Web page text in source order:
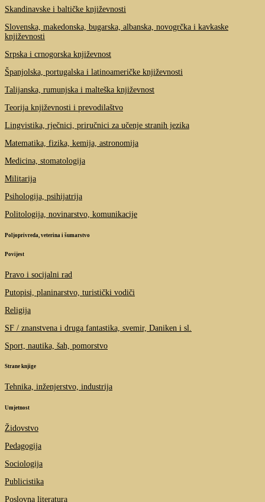
Skandinavske i baltičke književnosti
Slovenska, makedonska, bugarska, albanska, novogrčka i kavkaske
književnosti
Srpska i crnogorska književnost
Španjolska, portugalska i latinoameričke književnosti
Talijanska, rumunjska i malteška književnost
Teorija književnosti i prevodilaštvo
Lingvistika, rječnici, priručnici za učenje stranih jezika
Matematika, fizika, kemija, astronomija
Medicina, stomatologija
Militarija
Psihologija, psihijatrija
Politologija, novinarstvo, komunikacije
Poljoprivreda, veterina i šumarstvo
Povijest
Pravo i socijalni rad
Putopisi, planinarstvo, turistički vodiči
Religija
SF / znanstvena i druga fantastika, svemir, Daniken i sl.
Sport, nautika, šah, pomorstvo
Strane knjige
Tehnika, inženjerstvo, industrija
Umjetnost
Židovstvo
Pedagogija
Sociologija
Publicistika
Poslovna literatura